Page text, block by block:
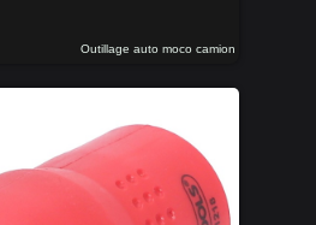
Outillage auto moco camion